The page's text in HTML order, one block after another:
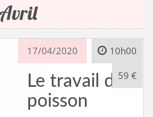
Avril
17/04/2020 10h00
59 €
Le travail du
poisson